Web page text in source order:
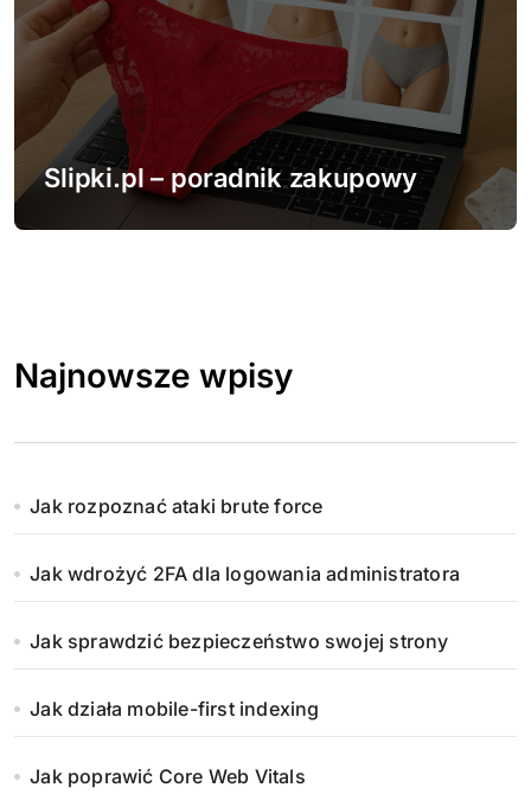
Slipki.pl – poradnik zakupowy
Najnowsze wpisy
Jak rozpoznać ataki brute force
Jak wdrożyć 2FA dla logowania administratora
Jak sprawdzić bezpieczeństwo swojej strony
Jak działa mobile-first indexing
Jak poprawić Core Web Vitals